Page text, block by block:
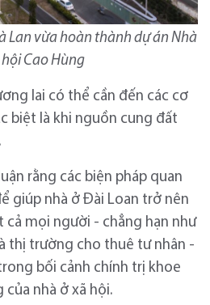
Lan vừa hoàn thành dự án Nhà
hội Cao Hùng
lai có thể cần đến các cơ
biệt là khi nguồn cung đất
rằng các biện pháp quan
giúp nhà ở Đài Loan trở nên
cả mọi người - chẳng hạn như
thị trường cho thuê tư nhân -
bối cảnh chính trị khoe
nhà ở xã hội.